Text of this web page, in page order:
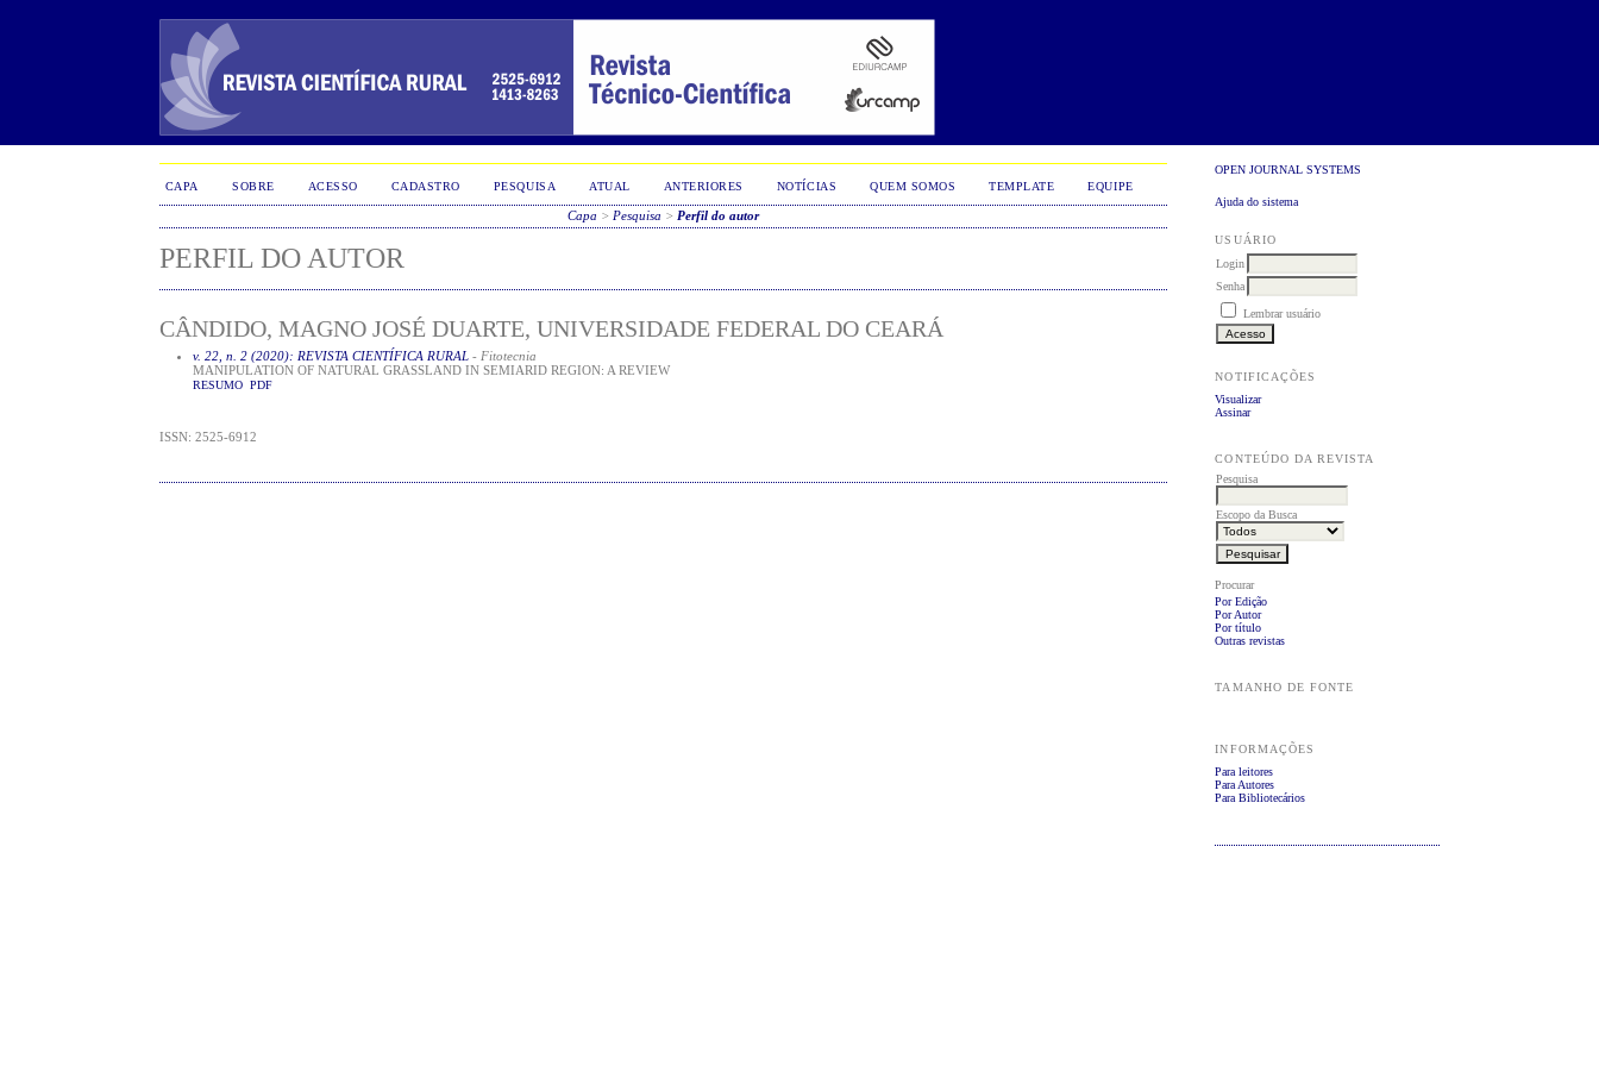
OPEN JOURNAL SYSTEMS
Ajuda do sistema
USUÁRIO
Login
Senha
Lembrar usuário
NOTIFICAÇÕES
Visualizar
Assinar
CONTEÚDO DA REVISTA
Pesquisa
Escopo da Busca
Procurar
Por Edição
Por Autor
Por título
Outras revistas
TAMANHO DE FONTE
INFORMAÇÕES
Para leitores
Para Autores
Para Bibliotecários
CAPA SOBRE ACESSO CADASTRO PESQUISA ATUAL ANTERIORES NOTÍCIAS QUEM SOMOS TEMPLATE EQUIPE
Capa > Pesquisa > Perfil do autor
PERFIL DO AUTOR
CÂNDIDO, MAGNO JOSÉ DUARTE, UNIVERSIDADE FEDERAL DO CEARÁ
v. 22, n. 2 (2020): REVISTA CIENTÍFICA RURAL - Fitotecnia
MANIPULATION OF NATURAL GRASSLAND IN SEMIARID REGION: A REVIEW
RESUMO PDF
ISSN: 2525-6912